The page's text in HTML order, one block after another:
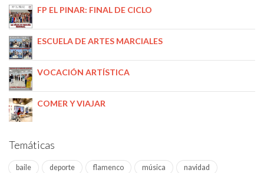
FP EL PINAR: FINAL DE CICLO
ESCUELA DE ARTES MARCIALES
VOCACIÓN ARTÍSTICA
COMER Y VIAJAR
Temáticas
baile deporte flamenco música navidad